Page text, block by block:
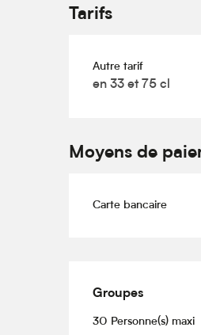
Tarifs
Autre tarif
en 33 et 75 cl
Moyens de
Carte bancaire
Groupes
Groupes
30 Personne(s) maxi